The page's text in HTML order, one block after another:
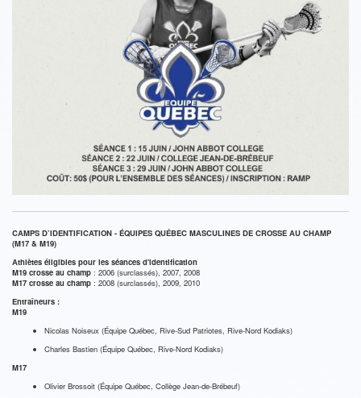
CAMPS D’IDENTIFICATION - ÉQUIPES QUÉBEC MASCULINES DE CROSSE AU CHAMP
(M17 & M19)
Athlètes éligibles pour les séances d'identification
M19 crosse au champ : 2006 (surclassés), 2007, 2008
M17 crosse au champ : 2008 (surclassés), 2009, 2010
Entraîneurs :
M19
Nicolas Noiseux (Équipe Québec, Rive-Sud Patriotes, Rive-Nord Kodiaks)
Charles Bastien (Équipe Québec, Rive-Nord Kodiaks)
M17
Olivier Brossoit (Équipe Québec, Collège Jean-de-Brébeuf)